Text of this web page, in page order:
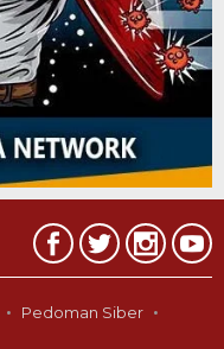
Pedoman Siber